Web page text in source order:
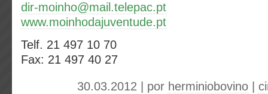
dir-moinho@mail.telepac.pt
www.moinhodajuventude.pt
Telf. 21 497 10 70
Fax: 21 497 40 27
30.03.2012 | por herminiobovino